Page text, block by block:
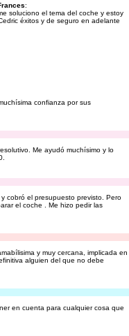
:
soluciono el tema del coche y estoy
éxitos y de seguro en adelante
confianza por sus
Me ayudó muchísimo y lo
cobró el presupuesto previsto. Pero
el coche . Me hizo pedir las
y muy cercana, implicada en
alguien del que no debe
en cuenta para cualquier cosa que